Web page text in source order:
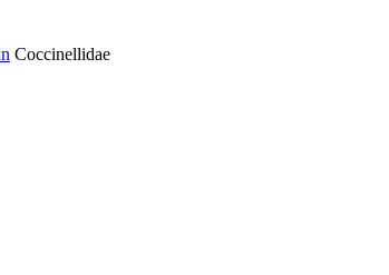
Coccinellidae